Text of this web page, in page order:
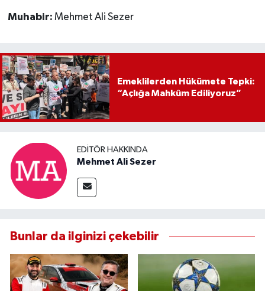
Muhabir: Mehmet Ali Sezer
Emeklilerden Hükümete Tepki:
“Açlığa Mahkûm Ediliyoruz”
EDITÖR HAKKINDA
Mehmet Ali Sezer
Bunlar da ilginizi çekebilir